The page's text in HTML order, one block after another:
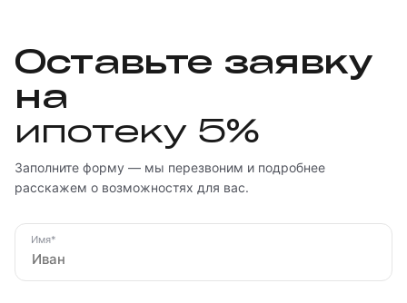
Оставьте заявку
на
ипотеку 5%
Заполните форму — мы перезвоним и подробнее
расскажем о возможностях для вас.
Имя*